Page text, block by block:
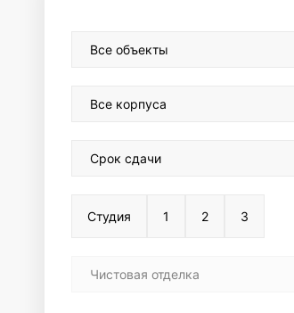
Все объекты
Все корпуса
Срок сдачи
Студия 1 2 3
Чистовая отделка